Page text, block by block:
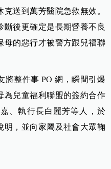
送到萬芳醫院急救無效。
斷後更確定是長期營養不良
母的惡行才被警方跟兒福聯
將整件事 PO 網，瞬間引爆
為兒童福利聯盟的簽約合作
、執行長白麗芳等人，於
明，並向家屬及社會大眾鞠